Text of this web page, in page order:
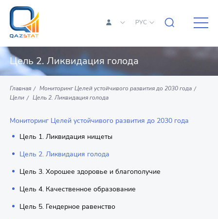
РУС
Цель 2. Ликвидация голода
Главная
Мониторинг Целей устойчивого развития до 2030 года
Цели
Цель 2. Ликвидация голода
Мониторинг Целей устойчивого развития до 2030 года
Цель 1. Ликвидация нищеты
Цель 2. Ликвидация голода
Цель 3. Хорошее здоровье и благополучие
Цель 4. Качественное образование
Цель 5. Гендерное равенство